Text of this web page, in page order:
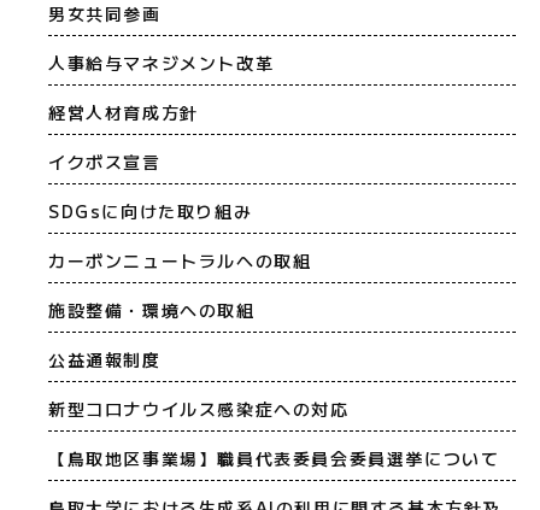
男女共同参画
人事給与マネジメント改革
経営人材育成方針
イクボス宣言
SDGsに向けた取り組み
カーボンニュートラルへの取組
施設整備・環境への取組
公益通報制度
新型コロナウイルス感染症への対応
【鳥取地区事業場】職員代表委員会委員選挙について